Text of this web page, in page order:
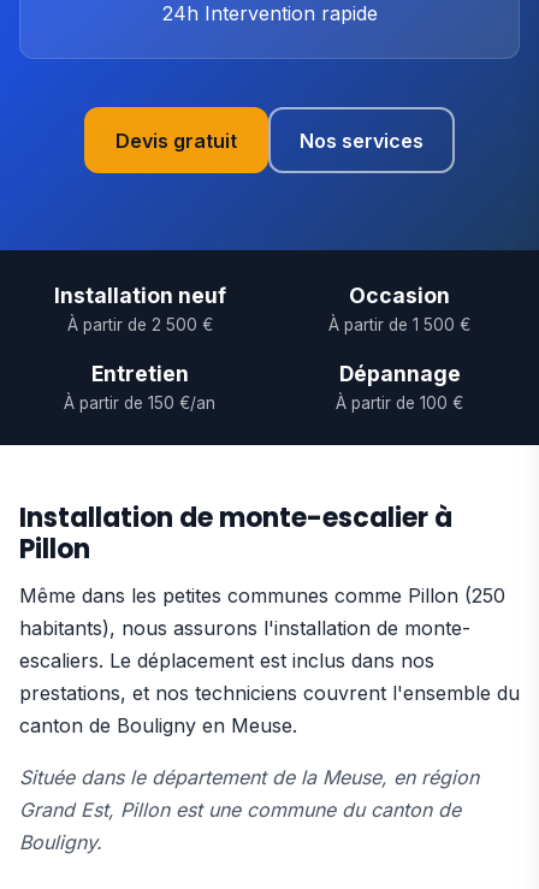
24h Intervention rapide
Devis gratuit Nos services
Installation neuf
À partir de 2 500 €
Occasion
À partir de 1 500 €
Entretien
À partir de 150 €/an
Dépannage
À partir de 100 €
Installation de monte-escalier à
Pillon
Même dans les petites communes comme Pillon (250
habitants), nous assurons l'installation de monte-
escaliers. Le déplacement est inclus dans nos
prestations, et nos techniciens couvrent l'ensemble du
canton de Bouligny en Meuse.
Située dans le département de la Meuse, en région
Grand Est, Pillon est une commune du canton de
Bouligny.